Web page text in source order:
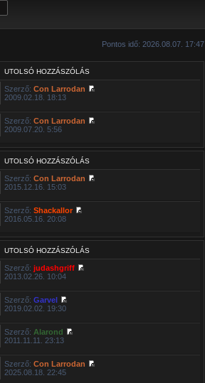
Pontos idő: 2026.08.07. 17:47
UTOLSÓ HOZZÁSZÓLÁS
Szerző:Con Larrodan
2009.02.18. 18:13
Szerző:Con Larrodan
2009.07.20. 5:56
UTOLSÓ HOZZÁSZÓLÁS
Szerző:Con Larrodan
2015.12.16. 15:03
Szerző:Shackallor
2016.05.16. 20:08
UTOLSÓ HOZZÁSZÓLÁS
Szerző:judashgriff
2013.02.26. 10:04
Szerző:Garvel
2019.02.02. 19:30
Szerző: Alarond
2011.11.11. 23:13
Szerző:Con Larrodan
2025.08.18. 22:45